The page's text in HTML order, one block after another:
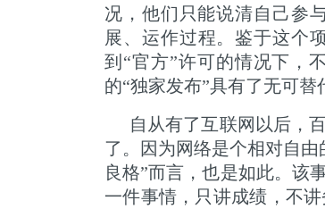
况，他们只能说清自己参
展、运作过程。鉴于这个
到“官方”许可的情况下，
的“独家发布”具有了无可替
自从有了互联网以后，
了。因为网络是个相对自
良格”而言，也是如此。该
一件事情，只讲成绩，不